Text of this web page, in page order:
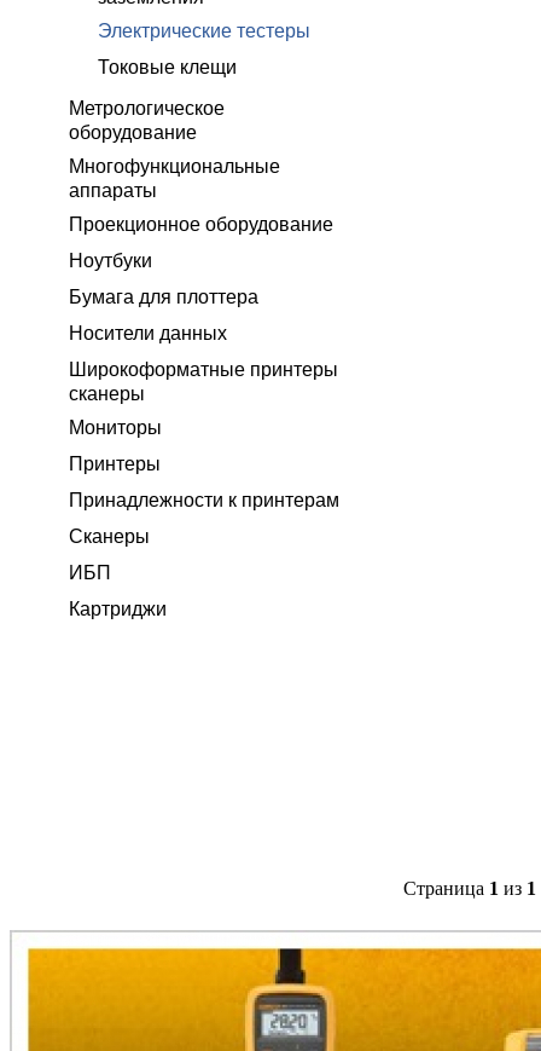
Электрические тестеры
Токовые клещи
Метрологическое
оборудование
Многофункциональные
аппараты
Проекционное оборудование
Ноутбуки
Бумага для плоттера
Носители данных
Широкоформатные принтеры
сканеры
Мониторы
Принтеры
Принадлежности к принтерам
Сканеры
ИБП
Картриджи
Страница 1 из 1